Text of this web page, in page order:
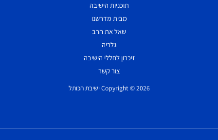
תוכניות הישיבה
מבית מדרשנו
שאל את הרב
גלריה
זיכרון לחללי הישיבה
צור קשר
Copyright © 2026 ישיבת הכותל